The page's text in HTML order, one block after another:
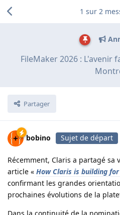
FileMaker 2026 : L'avenir
Partager
1 sur 2
bobino Sujet de départ
Récemment, Claris a partagé sa
article « How Claris is building
confirmant les grandes
prochaines évolutions de la